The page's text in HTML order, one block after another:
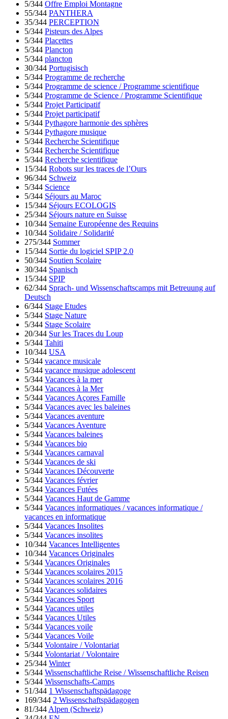
5/344 Offre Emploi Montagne
55/344 PANTHERA
35/344 PERCEPTION
5/344 Pisteurs des Alpes
5/344 Placettes
5/344 Plancton
5/344 plancton
30/344 Portugisisch
5/344 Programme de recherche
5/344 Programme de science / Programme scientifique
5/344 Programme de Science / Programme Scientifique
5/344 Projet Participatif
5/344 Projet participatif
5/344 Pythagore harmonie des sphères
5/344 Pythagore musique
5/344 Recherche Scientifique
5/344 Recherche Scientifique
5/344 Recherche scientifique
15/344 Robots sur les traces de l’Ours
96/344 Schweiz
5/344 Science
5/344 Séjours au Maroc
15/344 Séjours ECOLOGIS
25/344 Séjours nature en Suisse
10/344 Semaine Européenne des Requins
10/344 Solidaire / Solidarité
275/344 Sommer
15/344 Sortie du logiciel SPIP 2.0
50/344 Soutien Scolaire
30/344 Spanisch
15/344 SPIP
62/344 Sprach- und Wissenschaftscamps mit Betreuung auf
Deutsch
6/344 Stage Etudes
5/344 Stage Nature
5/344 Stage Scolaire
20/344 Sur les Traces du Loup
5/344 Tahiti
10/344 USA
5/344 vacance musicale
5/344 vacance musique adolescent
5/344 Vacances à la mer
5/344 Vacances à la Mer
5/344 Vacances Açores Famille
5/344 Vacances avec les baleines
5/344 Vacances aventure
5/344 Vacances Aventure
5/344 Vacances baleines
5/344 Vacances bio
5/344 Vacances carnaval
5/344 Vacances de ski
5/344 Vacances Découverte
5/344 Vacances février
5/344 Vacances Futées
5/344 Vacances Haut de Gamme
5/344 Vacances informatiques / vacances informatique /
vacances en informatique
5/344 Vacances Insolites
5/344 Vacances insolites
10/344 Vacances Intelligentes
10/344 Vacances Originales
5/344 Vacances Originales
5/344 Vacances scolaires 2015
5/344 Vacances scolaires 2016
5/344 Vacances solidaires
5/344 Vacances Sport
5/344 Vacances utiles
5/344 Vacances Utiles
5/344 Vacances voile
5/344 Vacances Voile
5/344 Volontaire / Volontariat
5/344 Volontariat / Volontaire
25/344 Winter
5/344 Wissenschaftliche Reise / Wissenschaftliche Reisen
5/344 Wissenschafts-Camps
51/344 1 Wissenschaftspädagoge
169/344 2 Wissenschaftspädagogen
81/344 Alpen (Schweiz)